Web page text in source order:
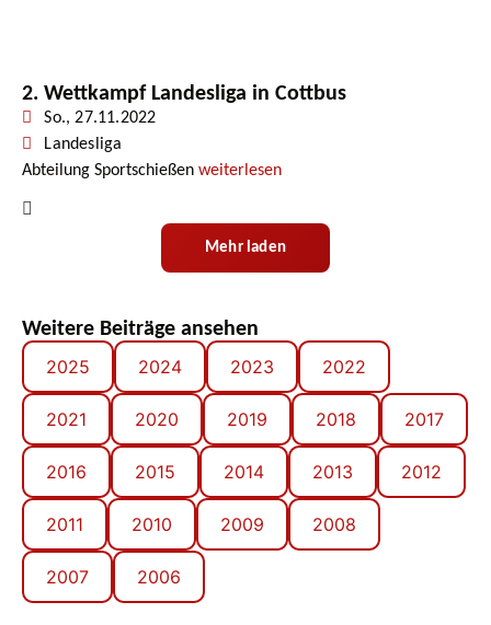
2. Wettkampf Landesliga in Cottbus
So., 27.11.2022
Landesliga
Abteilung Sportschießen weiterlesen
Mehr laden
Weitere Beiträge ansehen
2025
2024 2023 2022
2021 2020 2019 2018 2017
2016 2015 2014 2013 2012
2011 2010 2009 2008
2007 2006